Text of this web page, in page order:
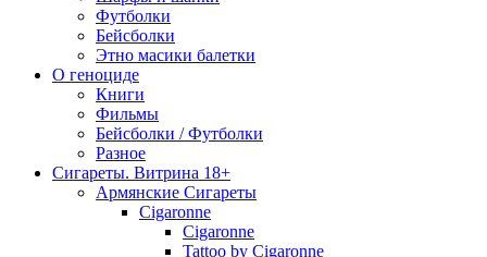
Футболки
Бейсболки
Этно масики балетки
О геноциде
Книги
Фильмы
Бейсболки / Футболки
Разное
Сигареты. Витрина 18+
Армянские Сигареты
Cigaronne
Cigaronne
Tattoo by Cigaronne